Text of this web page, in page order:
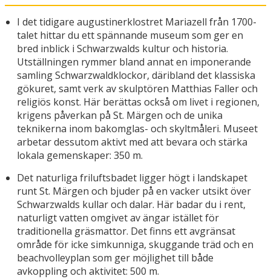
I det tidigare augustinerklostret Mariazell från 1700-
talet hittar du ett spännande museum som ger en
bred inblick i Schwarzwalds kultur och historia.
Utställningen rymmer bland annat en imponerande
samling Schwarzwaldklockor, däribland det klassiska
gökuret, samt verk av skulptören Matthias Faller och
religiös konst. Här berättas också om livet i regionen,
krigens påverkan på St. Märgen och de unika
teknikerna inom bakomglas- och skyltmåleri. Museet
arbetar dessutom aktivt med att bevara och stärka
lokala gemenskaper: 350 m.
Det naturliga friluftsbadet ligger högt i landskapet
runt St. Märgen och bjuder på en vacker utsikt över
Schwarzwalds kullar och dalar. Här badar du i rent,
naturligt vatten omgivet av ängar istället för
traditionella gräsmattor. Det finns ett avgränsat
område för icke simkunniga, skuggande träd och en
beachvolleyplan som ger möjlighet till både
avkoppling och aktivitet: 500 m.